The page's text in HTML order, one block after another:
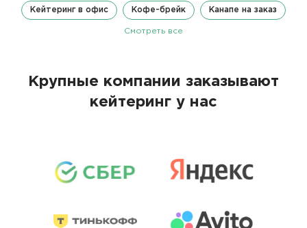
Кейтеринг в офис Кофе-брейк Канапе на заказ
Смотреть все
Крупные компании заказывают
кейтеринг у нас